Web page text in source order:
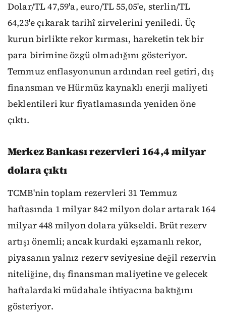
Dolar/TL 47,59'a, euro/TL 55,05'e, sterlin/TL
64,23'e çıkarak tarihî zirvelerini yeniledi. Üç
kurun birlikte rekor kırması, hareketin tek bir
para birimine özgü olmadığını gösteriyor.
Temmuz enflasyonunun ardından reel getiri, dış
finansman ve Hürmüz kaynaklı enerji maliyeti
beklentileri kur fiyatlamasında yeniden öne
çıktı.
Merkez Bankası rezervleri 164,4 milyar
dolara çıktı
TCMB'nin toplam rezervleri 31 Temmuz
haftasında 1 milyar 842 milyon dolar artarak 164
milyar 448 milyon dolara yükseldi. Brüt rezerv
artışı önemli; ancak kurdaki eşzamanlı rekor,
piyasanın yalnız rezerv seviyesine değil rezervin
niteliğine, dış finansman maliyetine ve gelecek
haftalardaki müdahale ihtiyacına baktığını
gösteriyor.